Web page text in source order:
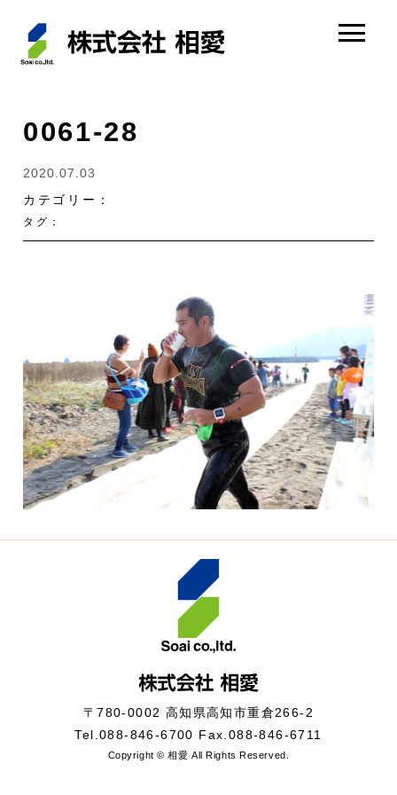
0061-28
2020.07.03
カテゴリー：
タグ：
〒780-0002 高知県高知市重倉266-2
Tel.088-846-6700 Fax.088-846-6711
Copyright © 相愛 All Rights Reserved.